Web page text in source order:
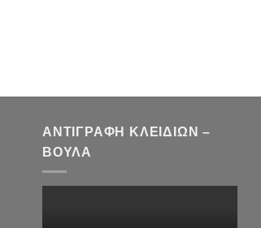
ΑΝΤΙΓΡΑΦΗ ΚΛΕΙΔΙΩΝ –
ΒΟΥΛΑ